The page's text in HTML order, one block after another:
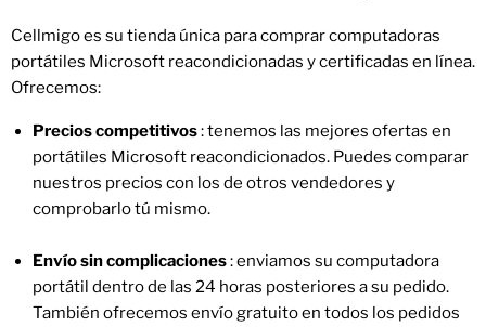
Cellmigo es su tienda única para comprar computadoras
portátiles Microsoft reacondicionadas y certificadas en línea.
Ofrecemos:
Precios competitivos: tenemos las mejores ofertas en
portátiles Microsoft reacondicionados. Puedes comparar
nuestros precios con los de otros vendedores y
comprobarlo tú mismo.
Envío sin complicaciones: enviamos su computadora
portátil dentro de las 24 horas posteriores a su pedido.
También ofrecemos envío gratuito en todos los pedidos